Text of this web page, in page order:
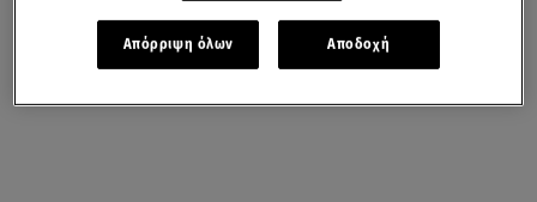
Απόρριψη όλων Αποδοχή